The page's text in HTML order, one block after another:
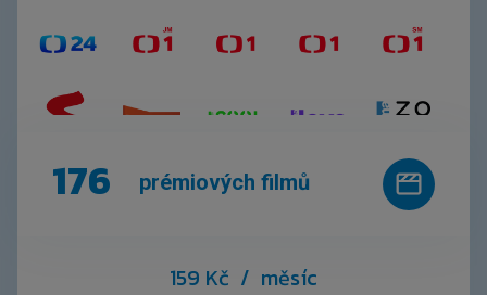
176 prémiových filmů
159 Kč / měsíc